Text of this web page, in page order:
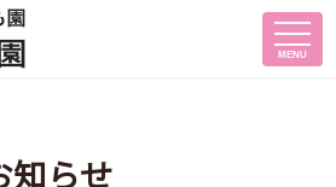
MENU
らせ